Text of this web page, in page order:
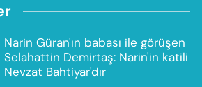
Narin Güran'ın babası ile görüşen
Selahattin Demirtaş: Narin'in katili
Nevzat Bahtiyar'dır